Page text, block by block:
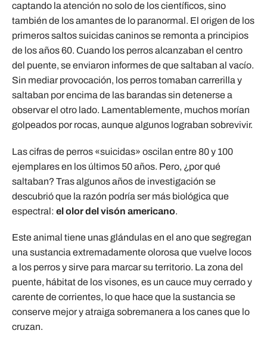
captando la atención no solo de los científicos, sino
también de los amantes de lo paranormal. El origen de los
primeros saltos suicidas caninos se remonta a principios
de los años 60. Cuando los perros alcanzaban el centro
del puente, se enviaron informes de que saltaban al vacío.
Sin mediar provocación, los perros tomaban carrerilla y
saltaban por encima de las barandas sin detenerse a
observar el otro lado. Lamentablemente, muchos morían
golpeados por rocas, aunque algunos lograban sobrevivir.
Las cifras de perros «suicidas» oscilan entre 80 y 100
ejemplares en los últimos 50 años. Pero, ¿por qué
saltaban? Tras algunos años de investigación se
descubrió que la razón podría ser más biológica que
espectral: el olor del visón americano.
Este animal tiene unas glándulas en el ano que segregan
una sustancia extremadamente olorosa que vuelve locos
a los perros y sirve para marcar su territorio. La zona del
puente, hábitat de los visones, es un cauce muy cerrado y
carente de corrientes, lo que hace que la sustancia se
conserve mejor y atraiga sobremanera a los canes que lo
cruzan.